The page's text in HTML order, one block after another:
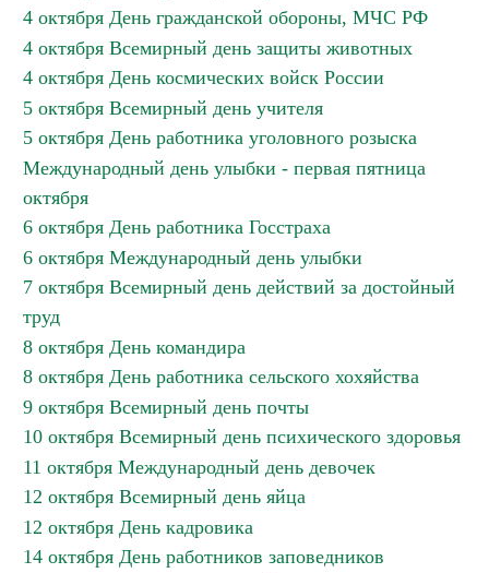
4 октября День гражданской обороны, МЧС РФ
4 октября Всемирный день защиты животных
4 октября День космических войск России
5 октября Всемирный день учителя
5 октября День работника уголовного розыска
Международный день улыбки - первая пятница
октября
6 октября День работника Госстраха
6 октября Международный день улыбки
7 октября Всемирный день действий за достойный
труд
8 октября День командира
8 октября День работника сельского хохяйства
9 октября Всемирный день почты
10 октября Всемирный день психического здоровья
11 октября Международный день девочек
12 октября Всемирный день яйца
12 октября День кадровика
14 октября День работников заповедников